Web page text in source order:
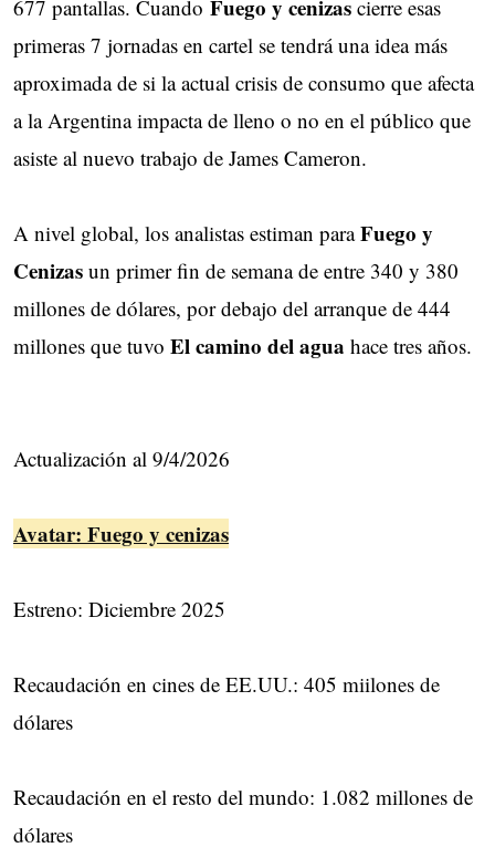
677 pantallas. Cuando Fuego y cenizas cierre esas
primeras 7 jornadas en cartel se tendrá una idea más
aproximada de si la actual crisis de consumo que afecta
a la Argentina impacta de lleno o no en el público que
asiste al nuevo trabajo de James Cameron.
A nivel global, los analistas estiman paraFuego y
Cenizas un primer fin de semana de entre 340 y 380
millones de dólares, por debajo del arranque de 444
millones que tuvo El camino del agua hace tres años.
Actualización al 9/4/2026
Avatar: Fuego y cenizas
Estreno: Diciembre 2025
Recaudación en cines de EE.UU.: 405 miilones de
dólares
Recaudación en el resto del mundo: 1.082 millones de
dólares